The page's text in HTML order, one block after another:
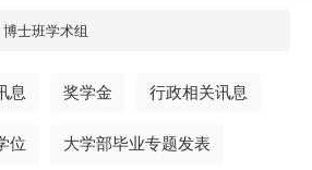
博士班学术组
息 奖学金 行政相关讯息
位 大学部毕业专题发表